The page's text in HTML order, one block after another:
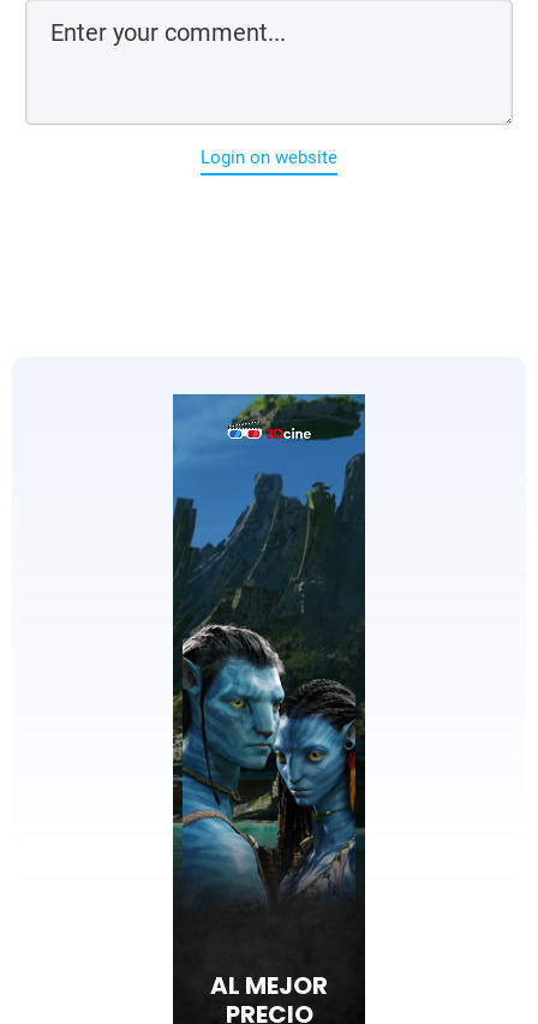
Login on website
AL MEJOR
PRECIO